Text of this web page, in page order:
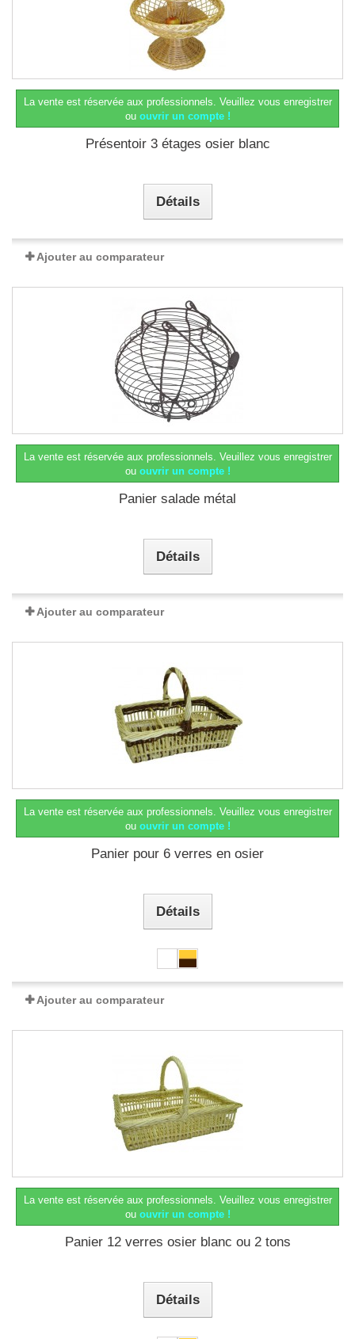
La vente est réservée aux professionnels. Veuillez vous enregistrer
ou ouvrir un compte !
Présentoir 3 étages osier blanc
Détails
Ajouter au comparateur
La vente est réservée aux professionnels. Veuillez vous enregistrer
ou ouvrir un compte !
Panier salade métal
Détails
Ajouter au comparateur
La vente est réservée aux professionnels. Veuillez vous enregistrer
ou ouvrir un compte !
Panier pour 6 verres en osier
Détails
Ajouter au comparateur
La vente est réservée aux professionnels. Veuillez vous enregistrer
ou ouvrir un compte !
Panier 12 verres osier blanc ou 2 tons
Détails